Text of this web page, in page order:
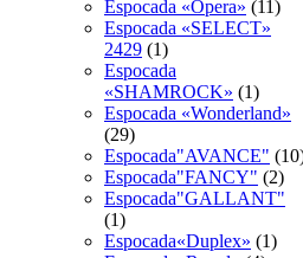
Espocada «Opera» (11)
Espocada «SELECT»
2429 (1)
Espocada
«SHAMROCK» (1)
Espocada «Wonderland»
(29)
Espocada"AVANCE"
Espocada"FANCY" (2)
Espocada"GALLANT"
(1)
Espocada«Duplex» (1)